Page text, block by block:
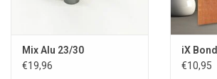
Mix Alu 23/30
€19,96
iX Bond
€10,95